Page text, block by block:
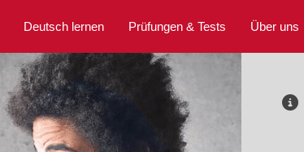
Deutsch lernen Prüfungen & Tests Über uns